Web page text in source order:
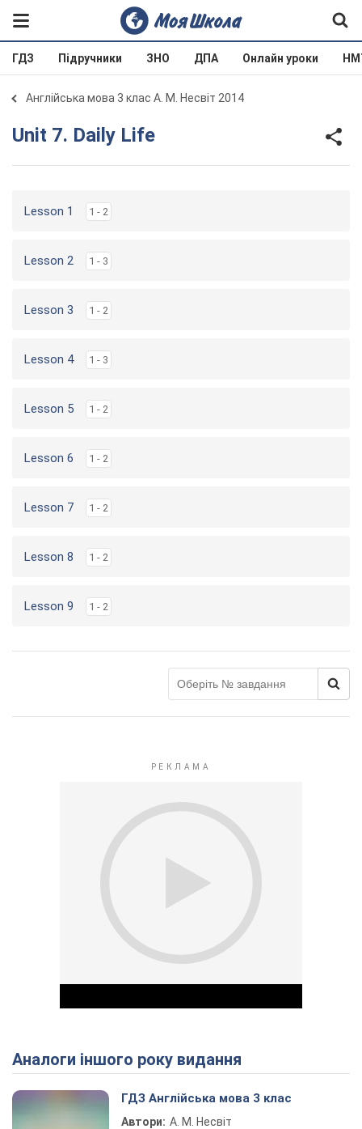
ГДЗ Підручники ЗНО ДПА Онлайн уроки
Англійська мова 3 клас А. М. Несвіт 2014
Unit 7. Daily Life
Lesson 1 1 - 2
Lesson 2 1 - 3
Lesson 3 1 - 2
Lesson 4 1 - 3
Lesson 5 1 - 2
Lesson 6 1 - 2
Lesson 7 1 - 2
Lesson 8 1 - 2
Lesson 9 1 - 2
Play Video
Аналоги іншого року видання
ГДЗ Англійська мова 3 клас
Автори: А. М. Несвіт